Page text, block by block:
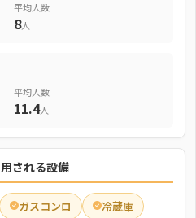
平均人数
8人
平均人数
11.4人
される設備
ガスコンロ
冷蔵庫